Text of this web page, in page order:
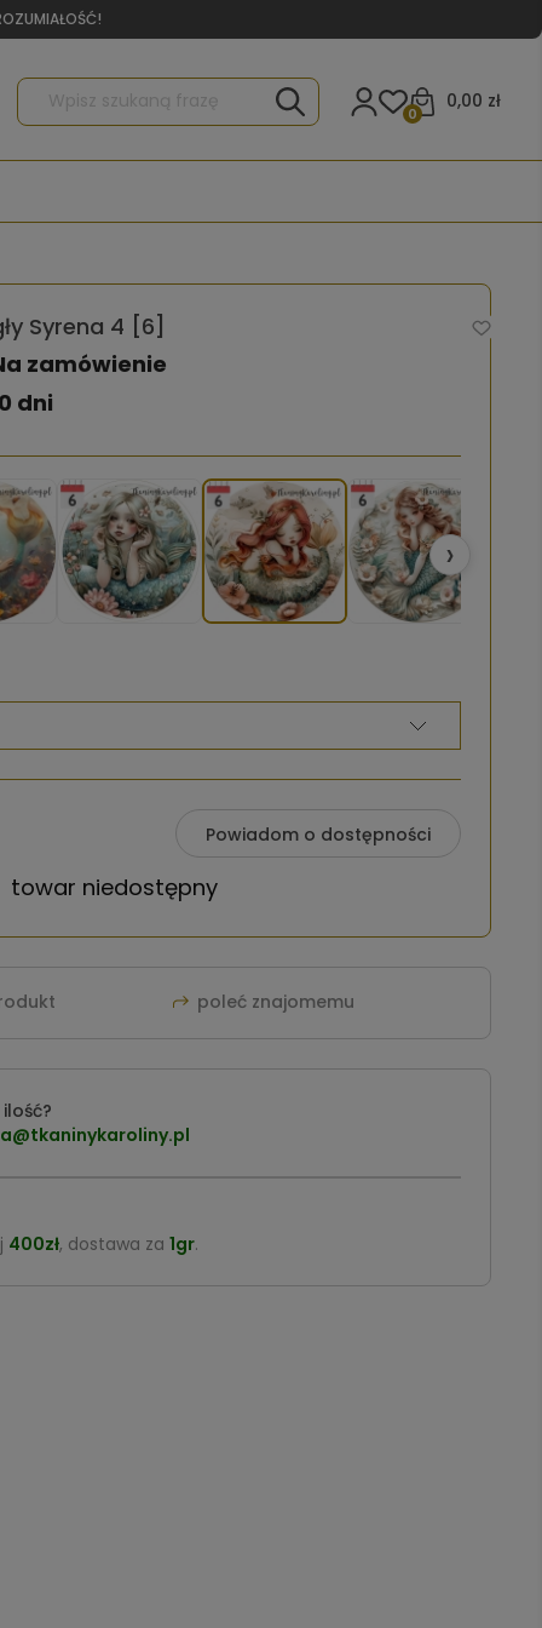
0,00 zł
0
Syrena 4 [6]
zamówienie
dni
›
Powiadom o dostępności
towar niedostępny
poleć znajomemu
400zł, dostawa za 1gr.